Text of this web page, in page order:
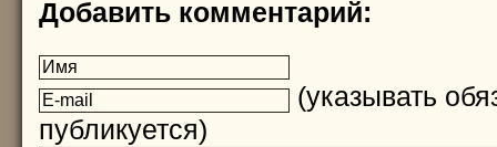
Добавить комментарий:
(указывать
публикуется)